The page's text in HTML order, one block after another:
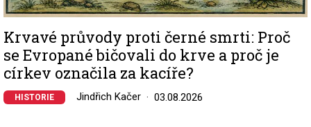
Krvavé průvody proti černé smrti: Proč
se Evropané bičovali do krve a proč je
církev označila za kacíře?
HISTORIE Jindřich Kačer 03.08.2026